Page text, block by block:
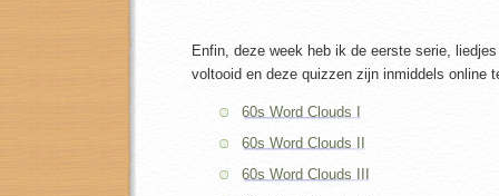
Enfin, deze week heb ik de eerste serie,
voltooid en deze quizzen zijn inmiddels online
60s Word Clouds I
60s Word Clouds II
60s Word Clouds III